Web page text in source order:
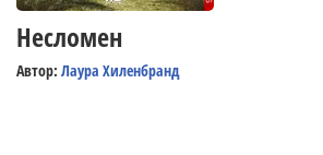
Несломен
Автор: Лаура Хиленбранд